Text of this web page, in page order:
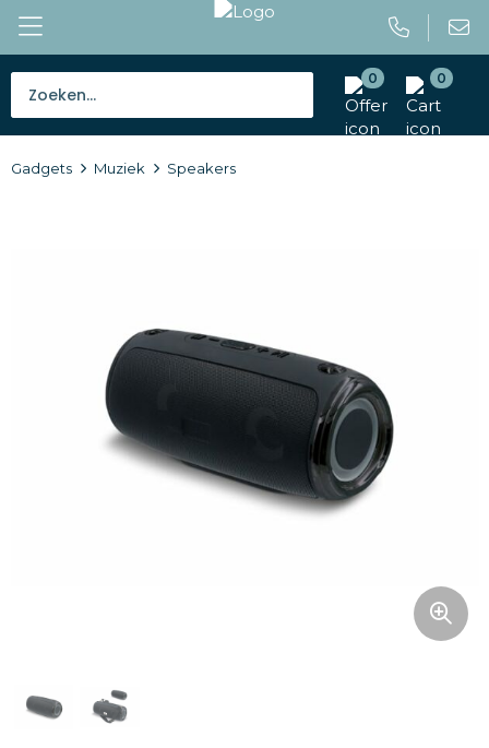
0 0
Tassen
Paraplu's
Outdoor en vrije tijd
Gereedschap en veiligheid
Gadgets Muziek Speakers